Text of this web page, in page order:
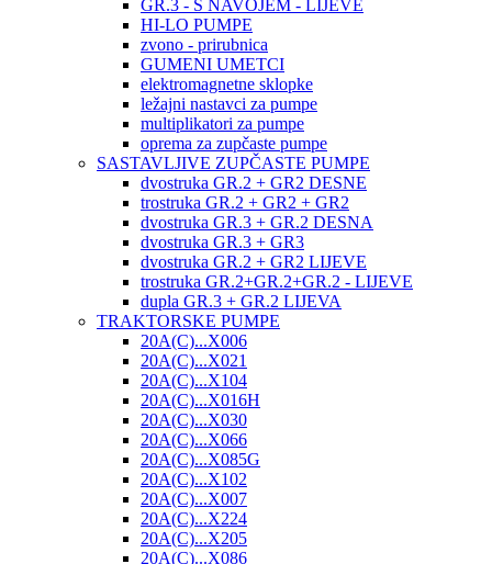
GR.3 - S NAVOJEM - LIJEVE
HI-LO PUMPE
zvono - prirubnica
GUMENI UMETCI
elektromagnetne sklopke
ležajni nastavci za pumpe
multiplikatori za pumpe
oprema za zupčaste pumpe
SASTAVLJIVE ZUPČASTE PUMPE
dvostruka GR.2 + GR2 DESNE
trostruka GR.2 + GR2 + GR2
dvostruka GR.3 + GR.2 DESNA
dvostruka GR.3 + GR3
dvostruka GR.2 + GR2 LIJEVE
trostruka GR.2+GR.2+GR.2 - LIJEVE
dupla GR.3 + GR.2 LIJEVA
TRAKTORSKE PUMPE
20A(C)...X006
20A(C)...X021
20A(C)...X104
20A(C)...X016H
20A(C)...X030
20A(C)...X066
20A(C)...X085G
20A(C)...X102
20A(C)...X007
20A(C)...X224
20A(C)...X205
20A(C)...X086